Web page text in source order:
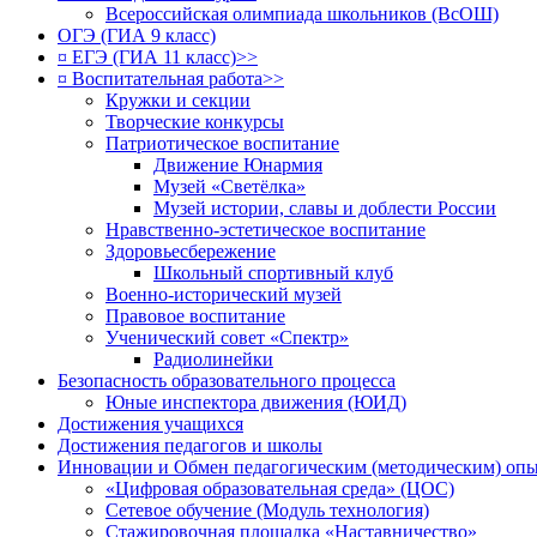
Всероссийская олимпиада школьников (ВсОШ)
ОГЭ (ГИА 9 класс)
¤ ЕГЭ (ГИА 11 класс)>>
¤ Воспитательная работа>>
Кружки и секции
Творческие конкурсы
Патриотическое воспитание
Движение Юнармия
Музей «Светёлка»
Музей истории, славы и доблести России
Нравственно-эстетическое воспитание
Здоровьесбережение
Школьный спортивный клуб
Военно-исторический музей
Правовое воспитание
Ученический совет «Спектр»
Радиолинейки
Безопасность образовательного процесса
Юные инспектора движения (ЮИД)
Достижения учащихся
Достижения педагогов и школы
Инновации и Обмен педагогическим (методическим)
«Цифровая образовательная среда» (ЦОС)
Сетевое обучение (Модуль технология)
Стажировочная площадка «Наставничество»